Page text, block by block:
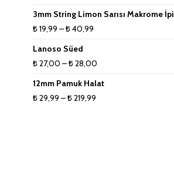
3mm String Limon Sarısı Makrome İpi
₺19,99 –₺40,99Fiyat
₺ 40,99
Lanoso Süed
₺27,00 –₺28,00Fiyat
12mm Pamuk Halat
₺29,99 –₺219,99Fiyat